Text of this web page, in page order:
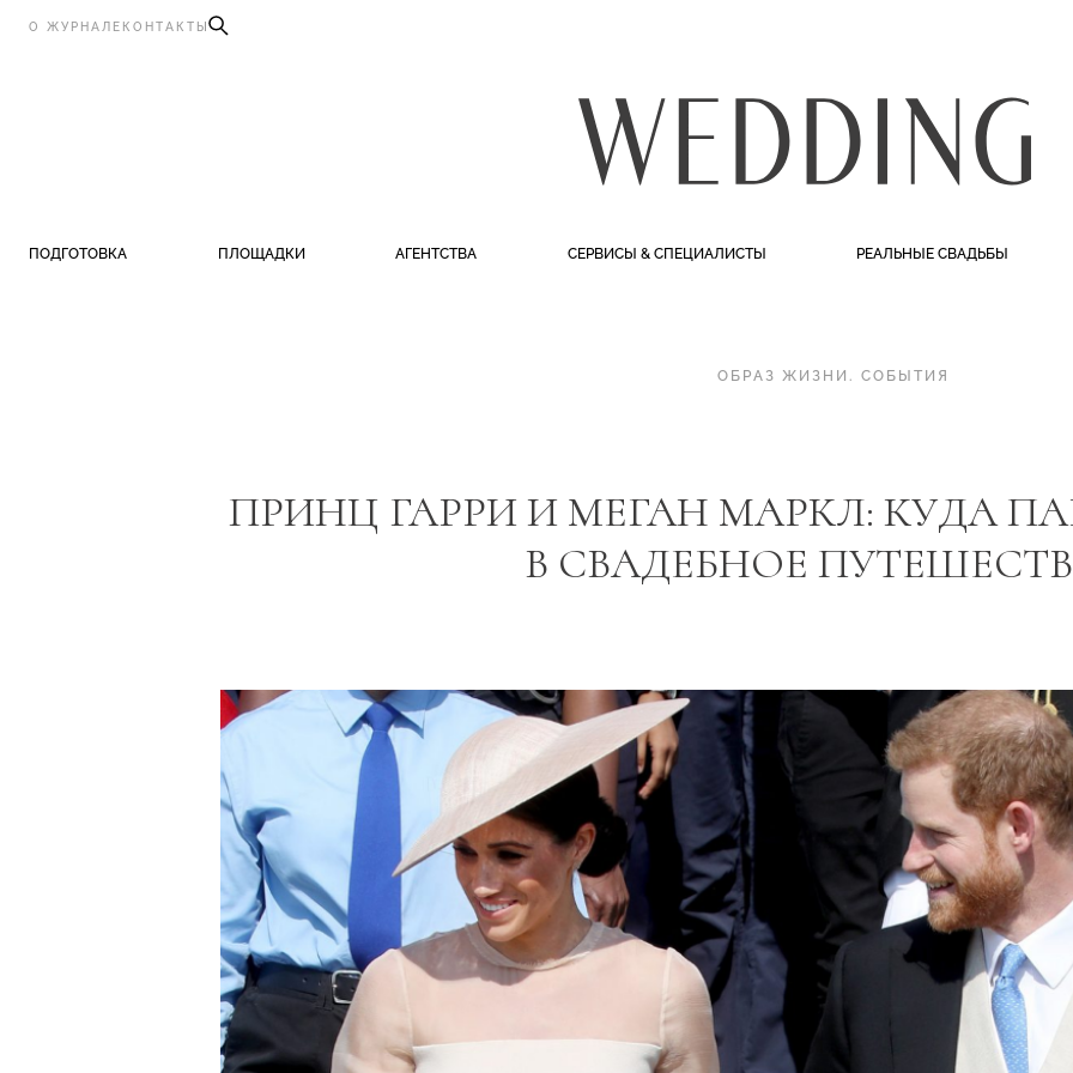
О ЖУРНАЛЕ КОНТАКТЫ
ПОДГОТОВКА ПЛОЩАДКИ АГЕНТСТВА СЕРВИСЫ & СПЕЦИАЛИСТЫ РЕАЛЬНЫЕ СВАДЬБЫ
ОБРАЗ ЖИЗНИ . СОБЫТИЯ
ПРИНЦ ГАРРИ И МЕГАН МАРКЛ: КУДА
В СВАДЕБНОЕ